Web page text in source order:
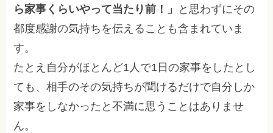
ら家事くらいやって当たり前！」
と思わずにその
都度感謝の気持ちを伝えることも含まれていま
す。
たとえ自分がほとんど1人で1日の家事をしたとし
ても、相手のその気持ちが聞けるだけで自分しか
家事をしなかったと不満に思うことはありませ
ん。